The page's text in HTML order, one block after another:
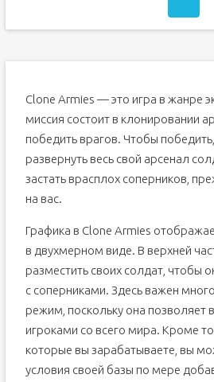
Clone Armies — это игра в жанре
миссия состоит в клонировании
победить врагов. Чтобы
развернуть весь свой арсенал
застать врасплох соперников,
на вас.
Графика в Clone Armies
в двухмерном виде. В верхней
разместить своих солдат, чтобы
с соперниками. Здесь важен
режим, поскольку она позволяет
игроками со всего мира. Кроме
которые вы зарабатываете, вы
условия своей базы по мере